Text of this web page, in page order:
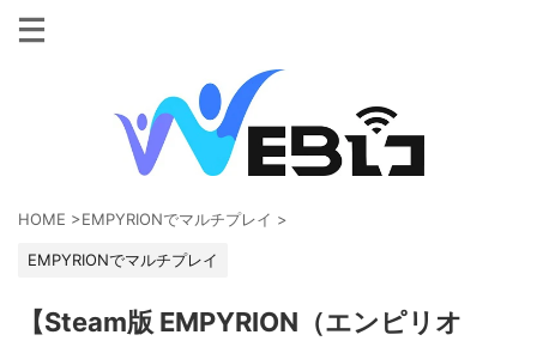
HOME >EMPYRIONでマルチプレイ >
EMPYRIONでマルチプレイ
【Steam版 EMPYRION（エンピリオ